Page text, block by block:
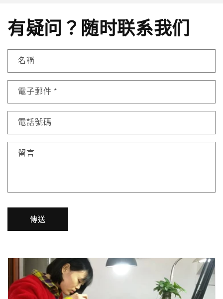
有疑问？随时联系我们
名稱
電子郵件 *
電話號碼
留言
傳送